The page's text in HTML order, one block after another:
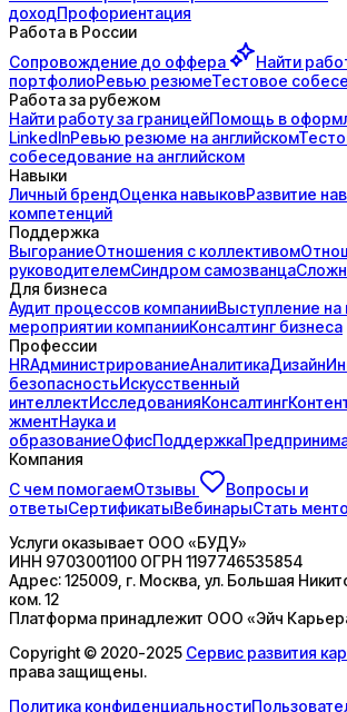
доходПрофориентация
Работа в России
Сопровождение до оффера Найти
портфолиоРевью резюмеТестовое
Работа за рубежом
Найти работу за границейПомощь в
LinkedInРевью резюме на английском
собеседование на английском
Навыки
Личный брендОценка навыковРазвитие
компетенций
Поддержка
ВыгораниеОтношения с коллективом
руководителемСиндром самозванца
Для бизнеса
Аудит процессов компанииВыступление на
мероприятии компанииКонсалтинг бизнеса
Профессии
HRАдминистрированиеАналитикаДизайн
безопасностьИскусственный
интеллектИсследованияКонсалтинг
жментНаука и
образованиеОфисПоддержка
Компания
С чем помогаемОтзывы
Вопросы и
ответыСертификатыВебинарыСтать
Услуги оказывает ООО «БУДУ»
ИНН 9703001100 ОГРН 1197746535854
Адрес:125009, г. Москва, ул. Большая
ком. 12
Платформа принадлежит ООО «Эйч
Copyright © 2020-2025 Сервис развития
права защищены.
Политика конфиденциальности